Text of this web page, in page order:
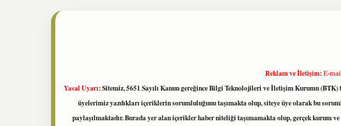
Reklam ve İletişim:E-
Yasal Uyarı:Sitemiz, 5651 Sayılı Kanun gereğince Bilgi Teknolojileri ve İletişim Kurumu
üyelerimiz yazdıkları içeriklerin sorumluluğunu taşımakta olup, siteye üye olarak bu
paylaşılmaktadır. Burada yer alan içerikler haber niteliği taşımamakta olup, gerçek kurum